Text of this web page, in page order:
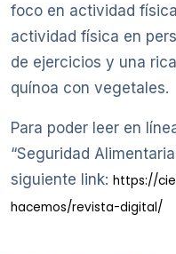
foco en actividad
actividad física en
de ejercicios y una
quínoa con vegetales.
Para poder leer en
“Seguridad
siguiente link: https://
hacemos/revista-digital/